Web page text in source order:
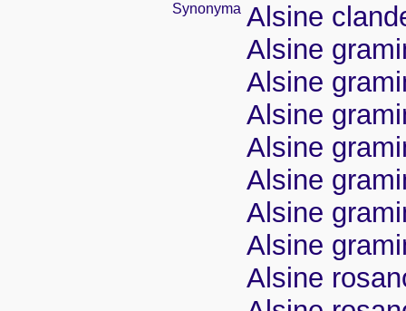
Synonyma Alsine
Alsine
Alsine
Alsine
Alsine
Alsine
Alsine
Alsine
Alsine